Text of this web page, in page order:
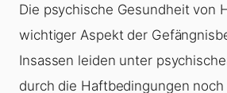
Die psychische Gesundheit von
wichtiger Aspekt der
Insassen leiden unter
durch die Haftbedingungen